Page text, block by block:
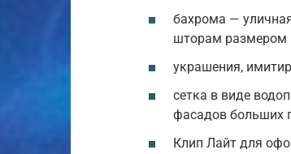
бахрома —
шторам размером
украшения,
сетка в виде
фасадов больших
Клип Лайт для